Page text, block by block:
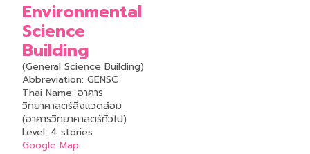
Environmental
Science
Building
(General Science Building)
Abbreviation: GENSC
Thai Name: อาคาร
วิทยาศาสตร์สิ่งแวดล้อม
(อาคารวิทยาศาสตร์ทั่วไป)
Level: 4 stories
Google Map